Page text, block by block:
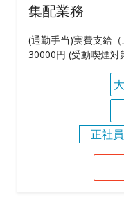
集配業務
(通勤手当)実費支給
30000円 (受動喫煙対
正社員